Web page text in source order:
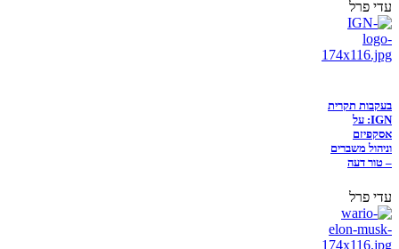
עדי פרל
בעקבות תקרית
IGN: על
אסקפיזם
וניהול משברים
– טור דעה
עדי פרל